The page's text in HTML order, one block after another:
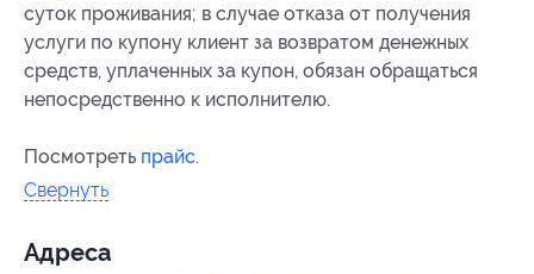
суток проживания; в случае отказа от получения
услуги по купону клиент за возвратом денежных
средств, уплаченных за купон, обязан обращаться
непосредственно к исполнителю.
Посмотреть прайс.
Свернуть
Адресa